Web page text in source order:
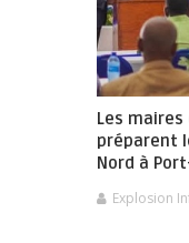
Les
préparent
Nord à
Explosion